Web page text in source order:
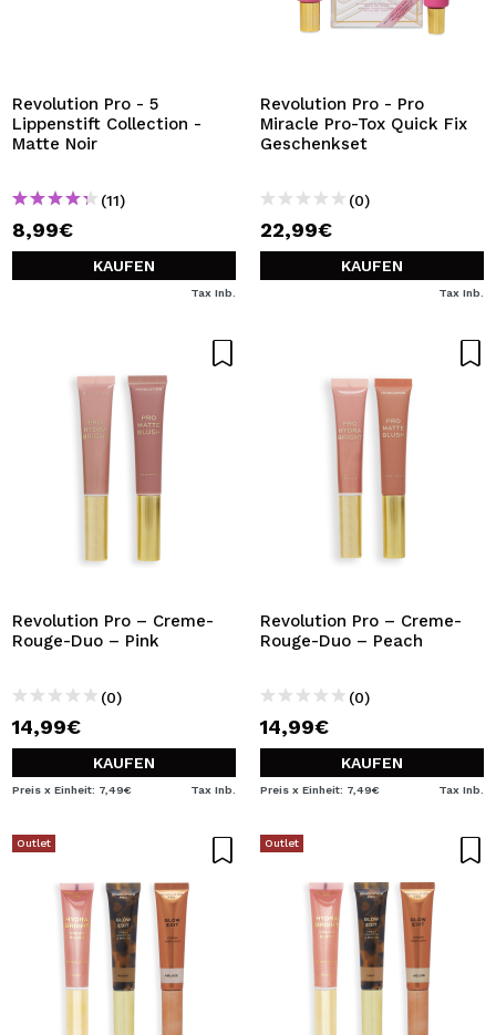
Revolution Pro - 5
Lippenstift Collection -
Matte Noir
(11)
8,99€
KAUFEN
Tax Inb.
Revolution Pro - Pro
Miracle Pro-Tox Quick Fix
Geschenkset
(0)
22,99€
KAUFEN
Tax Inb.
Revolution Pro – Creme-
Rouge-Duo – Pink
(0)
14,99€
KAUFEN
Preis x Einheit: 7,49€ Tax Inb.
Revolution Pro – Creme-
Rouge-Duo – Peach
(0)
14,99€
KAUFEN
Preis x Einheit: 7,49€ Tax Inb.
Outlet Outlet